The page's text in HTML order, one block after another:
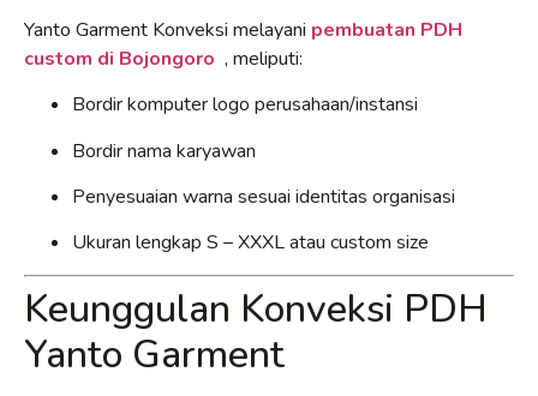
Yanto Garment Konveksi melayani pembuatan PDH
custom di Bojongoro , meliputi:
Bordir komputer logo perusahaan/instansi
Bordir nama karyawan
Penyesuaian warna sesuai identitas organisasi
Ukuran lengkap S – XXXL atau custom size
Keunggulan Konveksi PDH
Yanto Garment